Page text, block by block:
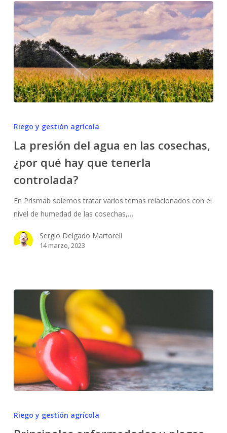
agua
en
cosechas,
¿por
qué
que
Riego y gestión agrícola
La presión del agua en las cosechas,
¿por qué hay que tenerla
controlada?
En Prismab solemos tratar varios temas relacionados con el
nivel de humedad de las cosechas,…
Sergio Delgado Martorell
14 marzo, 2023
enfermedades
Riego y gestión agrícola